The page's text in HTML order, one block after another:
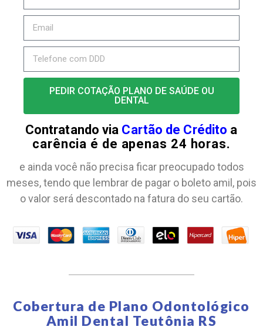
PEDIR COTAÇÃO PLANO DE SAÚDE OU
DENTAL
Contratando via Cartão de Crédito a
carência é de apenas 24 horas.
e ainda você não precisa ficar preocupado todos
meses, tendo que lembrar de pagar o boleto amil, pois
o valor será descontado na fatura do seu cartão.
Cobertura de Plano Odontológico
Amil Dental Teutônia RS